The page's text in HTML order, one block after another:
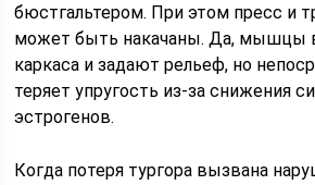
бюстгальтером. При этом пресс и
может быть накачаны. Да, мышцы
каркаса и задают рельеф, но
теряет упругость из-за снижения
эстрогенов.
Когда потеря тургора вызвана